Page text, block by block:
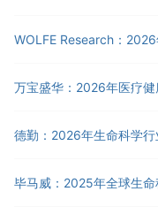
德勤：2026年生命科学